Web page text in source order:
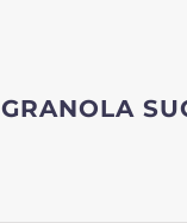
GRANOLA